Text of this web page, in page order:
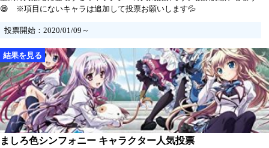
😄 ※項目にないキャラは追加して投票お願いします💦
投票開始：2020/01/09～
ましろ色シンフォニー キャラクター人気投票